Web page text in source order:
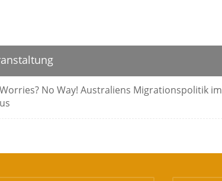
No Way! Australiens Migrationspolitik im